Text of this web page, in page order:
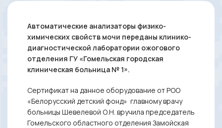
Автоматические анализаторы физико-
химических свойств мочи переданы клинико-
диагностической лаборатории ожогового
отделения ГУ «Гомельская городская
клиническая больница № 1».
Сертификат на данное оборудование от РОО
«Белорусский детский фонд» главному врачу
больницы Шевелевой О.Н. вручила председатель
Гомельского областного отделения Замойская